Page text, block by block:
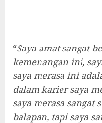
“Saya amat sangat
kemenangan ini,
saya merasa ini
dalam karier saya
saya merasa sangat
balapan, tapi saya